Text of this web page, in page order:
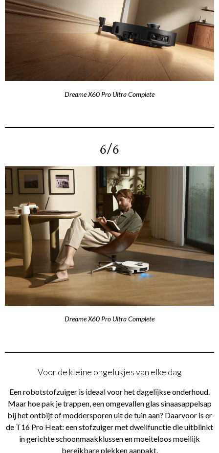
Dreame X60 Pro Ultra Complete
6/6
Dreame X60 Pro Ultra Complete
Voor de kleine ongelukjes van elke dag
Een robotstofzuiger is ideaal voor het dagelijkse onderhoud.
Maar hoe pak je trappen, een omgevallen glas sinaasappelsap
bij het ontbijt of moddersporen uit de tuin aan? Daarvoor is er
de T16 Pro Heat: een stofzuiger met dweilfunctie die uitblinkt
in gerichte schoonmaakklussen en moeiteloos moeilijk
bereikbare plekken aanpakt.